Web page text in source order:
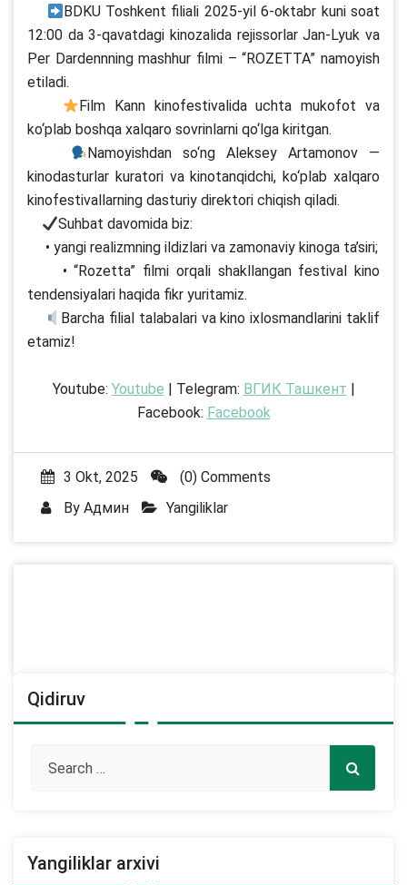
BDKU Toshkent filiali 2025-yil 6-oktabr kuni soat
12:00 da 3-qavatdagi kinozalida rejissorlar Jan-Lyuk va
Per Dardennning mashhur filmi – “ROZETTA” namoyish
etiladi.
Film Kann kinofestivalida uchta mukofot va
ko‘plab boshqa xalqaro sovrinlarni qo‘lga kiritgan.
Namoyishdan so‘ng Aleksey Artamonov —
kinodasturlar kuratori va kinotanqidchi, ko‘plab xalqaro
kinofestivallarning dasturiy direktori chiqish qiladi.
Suhbat davomida biz:
• yangi realizmning ildizlari va zamonaviy kinoga ta’siri;
• “Rozetta” filmi orqali shakllangan festival kino
tendensiyalari haqida fikr yuritamiz.
Barcha filial talabalari va kino ixlosmandlarini taklif
etamiz!
Youtube: Youtube | Telegram: ВГИК Ташкент |
Facebook: Facebook
3 Okt, 2025
(0) Comments
By Админ Yangiliklar
Qidiruv
Yangiliklar arxivi